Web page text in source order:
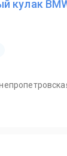
кулак